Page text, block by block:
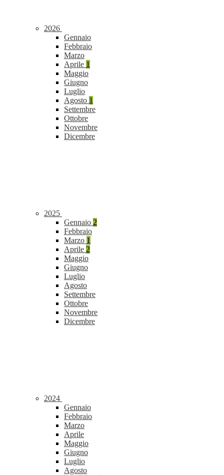
2026
Gennaio
Febbraio
Marzo
Aprile 1
Maggio
Giugno
Luglio
Agosto 1
Settembre
Ottobre
Novembre
Dicembre
2025
Gennaio 2
Febbraio
Marzo 1
Aprile 2
Maggio
Giugno
Luglio
Agosto
Settembre
Ottobre
Novembre
Dicembre
2024
Gennaio
Febbraio
Marzo
Aprile
Maggio
Giugno
Luglio
Agosto